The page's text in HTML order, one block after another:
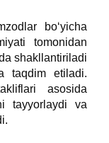
boʻyicha
tomonidan
shakllantiriladi
taqdim etiladi.
asosida
tayyorlaydi va